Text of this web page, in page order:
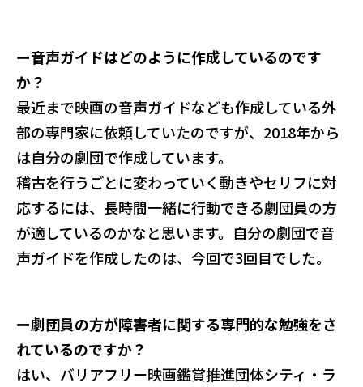
ー音声ガイドはどのように作成しているのです
か？
最近まで映画の音声ガイドなども作成している外
部の専門家に依頼していたのですが、2018年から
は自分の劇団で作成しています。
稽古を行うごとに変わっていく動きやセリフに対
応するには、長時間一緒に行動できる劇団員の方
が適しているのかなと思います。自分の劇団で音
声ガイドを作成したのは、今回で3回目でした。
ー劇団員の方が障害者に関する専門的な勉強をさ
れているのですか？
はい、バリアフリー映画鑑賞推進団体シティ・ラ